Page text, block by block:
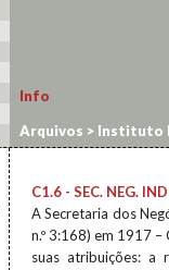
Info
Arquivos > Instituto
C1.6 - SEC. NEG.
A Secretaria dos
n.º 3:168) em 1917
suas atribuições: a